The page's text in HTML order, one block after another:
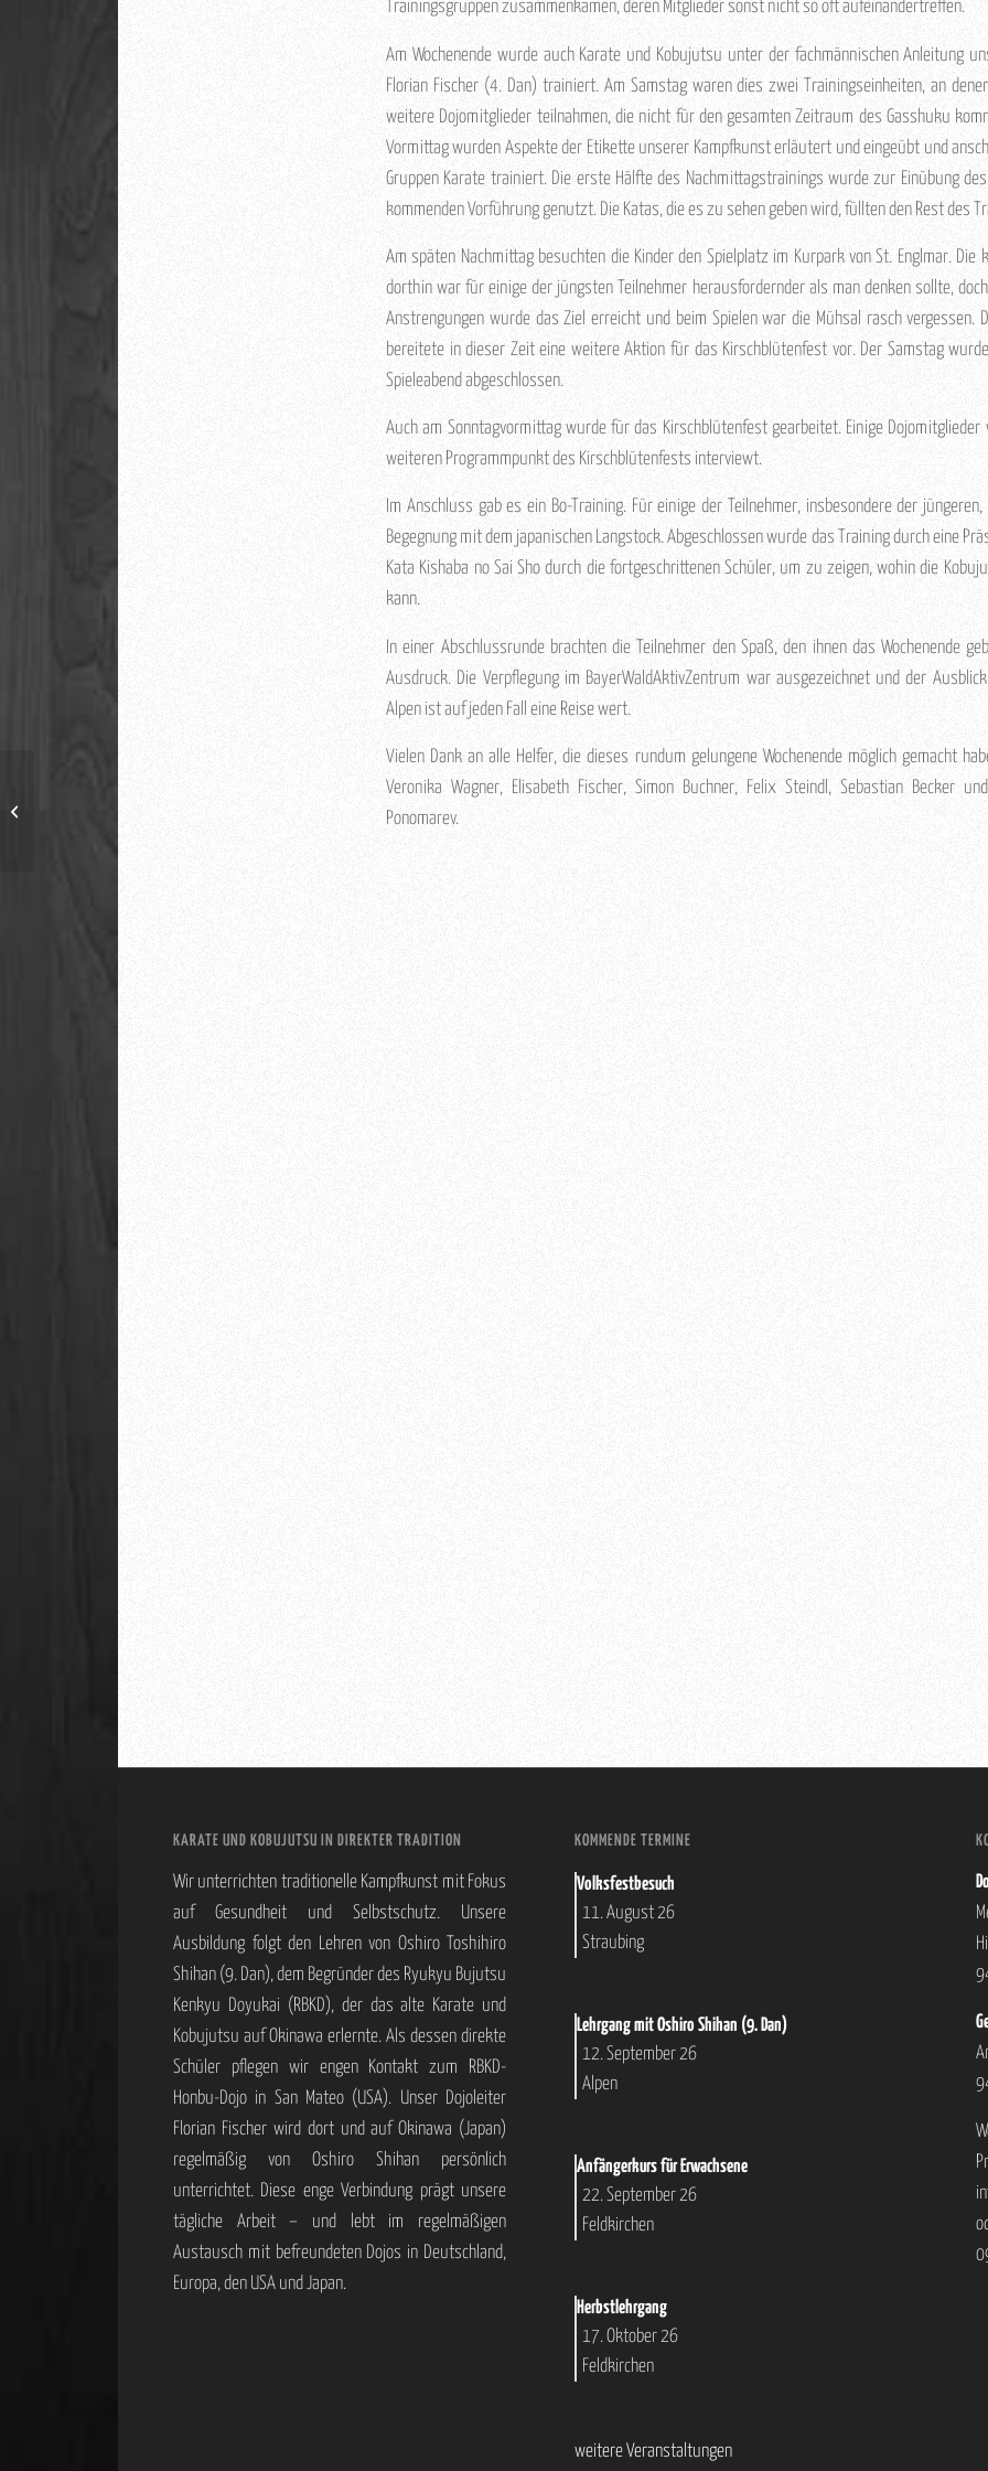
Trainingsgruppen zusammenkamen, deren Mitglieder sonst nicht so oft aufeinandertreffen.
Am Wochenende wurde auch Karate und Kobujutsu unter der fachmännischen Anleitung
Florian Fischer (4. Dan) trainiert. Am Samstag waren dies zwei Trainingseinheiten, an
weitere Dojomitglieder teilnahmen, die nicht für den gesamten Zeitraum des Gasshuku
Vormittag wurden Aspekte der Etikette unserer Kampfkunst erläutert und eingeübt und
Gruppen Karate trainiert. Die erste Hälfte des Nachmittagstrainings wurde zur Einübung
kommenden Vorführung genutzt. Die Katas, die es zu sehen geben wird, füllten den Rest des
Am späten Nachmittag besuchten die Kinder den Spielplatz im Kurpark von St. Englmar. Die
dorthin war für einige der jüngsten Teilnehmer herausfordernder als man denken sollte,
Anstrengungen wurde das Ziel erreicht und beim Spielen war die Mühsal rasch vergessen.
bereitete in dieser Zeit eine weitere Aktion für das Kirschblütenfest vor. Der Samstag
Spieleabend abgeschlossen.
Auch am Sonntagvormittag wurde für das Kirschblütenfest gearbeitet. Einige Dojomitglieder
weiteren Programmpunkt des Kirschblütenfests interviewt.
Im Anschluss gab es ein Bo-Training. Für einige der Teilnehmer, insbesondere der
Begegnung mit dem japanischen Langstock. Abgeschlossen wurde das Training durch eine
Kata Kishaba no Sai Sho durch die fortgeschrittenen Schüler, um zu zeigen, wohin die
kann.
In einer Abschlussrunde brachten die Teilnehmer den Spaß, den ihnen das Wochenende
Ausdruck. Die Verpflegung im BayerWaldAktivZentrum war ausgezeichnet und der
Alpen ist auf jeden Fall eine Reise wert.
Vielen Dank an alle Helfer, die dieses rundum gelungene Wochenende möglich gemacht
Veronika Wagner, Elisabeth Fischer, Simon Buchner, Felix Steindl, Sebastian Becker
Ponomarev.
KARATE UND KOBUJUTSU IN DIREKTER TRADITION
Wir unterrichten traditionelle Kampfkunst mit Fokus
auf Gesundheit und Selbstschutz. Unsere
Ausbildung folgt den Lehren von Oshiro Toshihiro
Shihan (9. Dan), dem Begründer des Ryukyu Bujutsu
Kenkyu Doyukai (RBKD), der das alte Karate und
Kobujutsu auf Okinawa erlernte. Als dessen direkte
Schüler pflegen wir engen Kontakt zum RBKD-
Honbu-Dojo in San Mateo (USA). Unser Dojoleiter
Florian Fischer wird dort und auf Okinawa (Japan)
regelmäßig von Oshiro Shihan persönlich
unterrichtet. Diese enge Verbindung prägt unsere
tägliche Arbeit – und lebt im regelmäßigen
Austausch mit befreundeten Dojos in Deutschland,
Europa, den USA und Japan.
KOMMENDE TERMINE
Volksfestbesuch
11. August 26
Straubing
Lehrgang mit Oshiro Shihan (9. Dan)
12. September 26
Alpen
Anfängerkurs für Erwachsene
22. September 26
Feldkirchen
Herbstlehrgang
17. Oktober 26
Feldkirchen
weitere Veranstaltungen